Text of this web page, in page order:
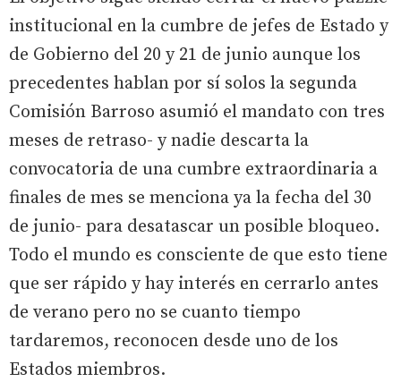
institucional en la cumbre de jefes de Estado y
de Gobierno del 20 y 21 de junio aunque los
precedentes hablan por sí solos la segunda
Comisión Barroso asumió el mandato con tres
meses de retraso- y nadie descarta la
convocatoria de una cumbre extraordinaria a
finales de mes se menciona ya la fecha del 30
de junio- para desatascar un posible bloqueo.
Todo el mundo es consciente de que esto tiene
que ser rápido y hay interés en cerrarlo antes
de verano pero no se cuanto tiempo
tardaremos, reconocen desde uno de los
Estados miembros.